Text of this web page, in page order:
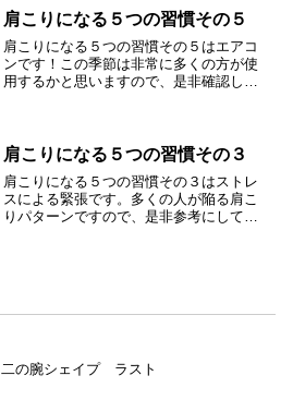
肩こりになる５つの習慣その５
肩こりになる５つの習慣その５はエアコ
ンです！この季節は非常に多くの方が使
用するかと思いますので、是非確認して
肩こりになる５つの習慣その３
肩こりになる５つの習慣その３はストレ
スによる緊張です。多くの人が陥る肩こ
りパターンですので、是非参考にしてみ
二の腕シェイプ ラスト